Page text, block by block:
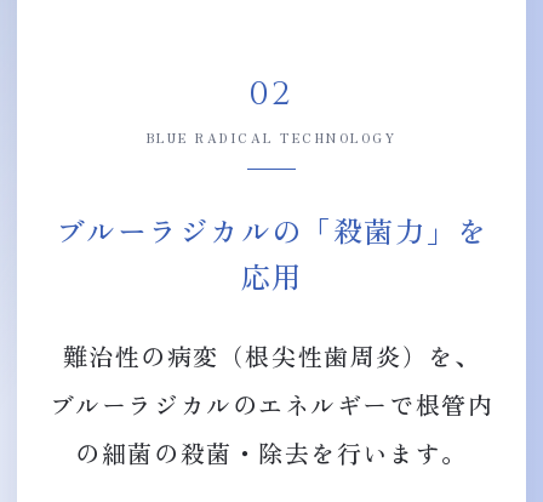
02
BLUE RADICAL TECHNOLOGY
ブルーラジカルの「殺菌力」を
応用
難治性の病変（根尖性歯周炎）を、
ブルーラジカルのエネルギーで根管内
の細菌の殺菌・除去を行います。